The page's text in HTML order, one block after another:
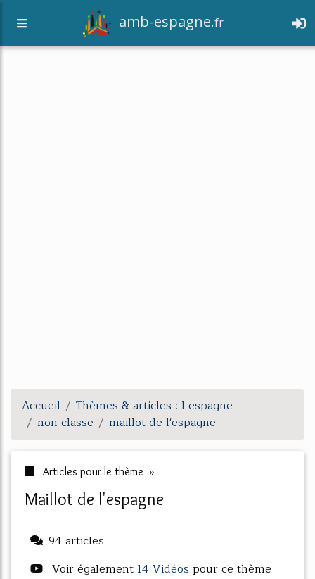
amb-espagne.fr
Accueil
Thèmes & articles : l espagne
non classe
maillot de l'espagne
Articles pour le thème »
maillot de l'espagne
94 articles
Voir également 14 Vidéos pour ce thème